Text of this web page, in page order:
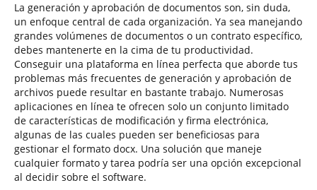
La generación y aprobación de documentos son, sin duda,
un enfoque central de cada organización. Ya sea manejando
grandes volúmenes de documentos o un contrato específico,
debes mantenerte en la cima de tu productividad.
Conseguir una plataforma en línea perfecta que aborde tus
problemas más frecuentes de generación y aprobación de
archivos puede resultar en bastante trabajo. Numerosas
aplicaciones en línea te ofrecen solo un conjunto limitado
de características de modificación y firma electrónica,
algunas de las cuales pueden ser beneficiosas para
gestionar el formato docx. Una solución que maneje
cualquier formato y tarea podría ser una opción excepcional
al decidir sobre el software.